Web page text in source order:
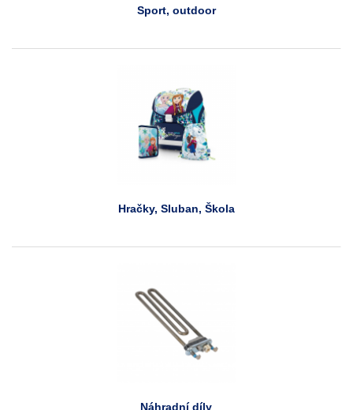
Sport, outdoor
Hračky, Sluban, Škola
Náhradní díly